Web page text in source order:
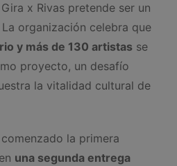
x Rivas pretende ser un
La organización celebra que
y más de 130 artistasse
proyecto, un desafío
la vitalidad cultural de
la primera
una segunda entrega